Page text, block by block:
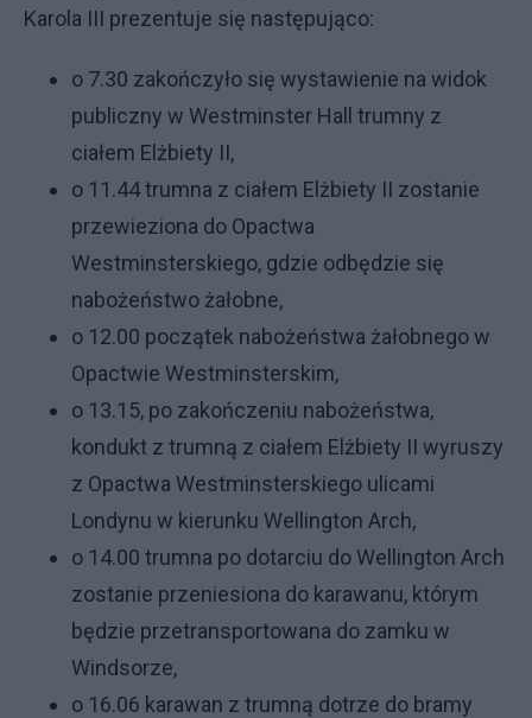
Karola III prezentuje się następująco:
o 7.30 zakończyło się wystawienie na widok
publiczny w Westminster Hall trumny z
ciałem Elżbiety II,
o 11.44 trumna z ciałem Elżbiety II zostanie
przewieziona do Opactwa
Westminsterskiego, gdzie odbędzie się
nabożeństwo żałobne,
o 12.00 początek nabożeństwa żałobnego w
Opactwie Westminsterskim,
o 13.15, po zakończeniu nabożeństwa,
kondukt z trumną z ciałem Elżbiety II wyruszy
z Opactwa Westminsterskiego ulicami
Londynu w kierunku Wellington Arch,
o 14.00 trumna po dotarciu do Wellington Arch
zostanie przeniesiona do karawanu, którym
będzie przetransportowana do zamku w
Windsorze,
o 16.06 karawan z trumną dotrze do bramy